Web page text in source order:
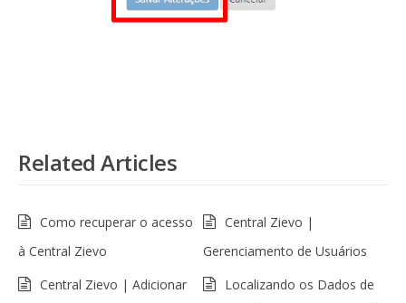
Related Articles
Como recuperar o acesso
à Central Zievo
Central Zievo |
Gerenciamento de Usuários
Central Zievo | Adicionar
Localizando os Dados de